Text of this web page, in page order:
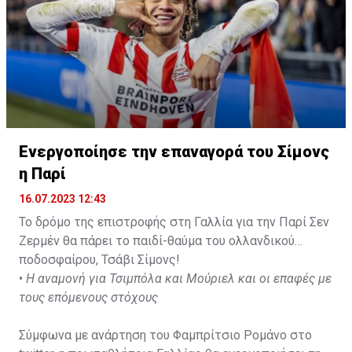
Ενεργοποίησε την επαναγορά του Σίμονς
η Παρί
16.07.2023 12:43
Το δρόμο της επιστροφής στη Γαλλία για την Παρί Σεν
Ζερμέν θα πάρει το παιδί-θαύμα του ολλανδικού
ποδοσφαίρου, Τσάβι Σίμονς!
• Η αναμονή για Τσιμπόλα και Μούριελ και οι επαφές με
τους επόμενους στόχους
Σύμφωνα με ανάρτηση του Φαμπρίτσιο Ρομάνο στο